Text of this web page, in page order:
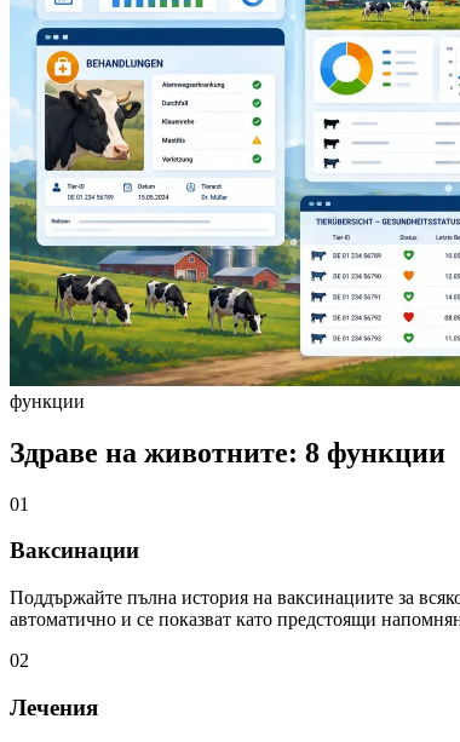
функции
Здраве на животните: 8 функции
01
Ваксинации
Поддържайте пълна история на ваксинациите за
автоматично и се показват като предстоящи
02
Лечения